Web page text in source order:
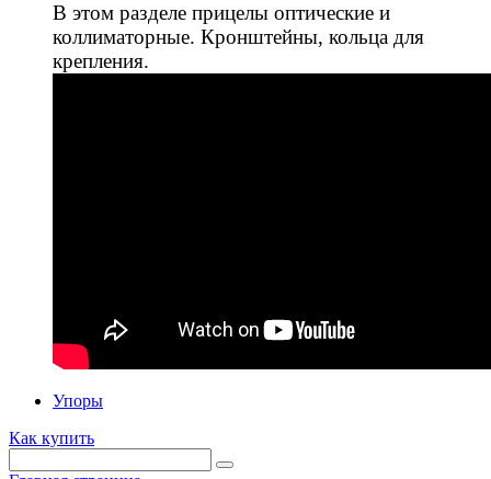
В этом разделе прицелы оптические и
коллиматорные. Кронштейны, кольца для
крепления.
Упоры
Как купить